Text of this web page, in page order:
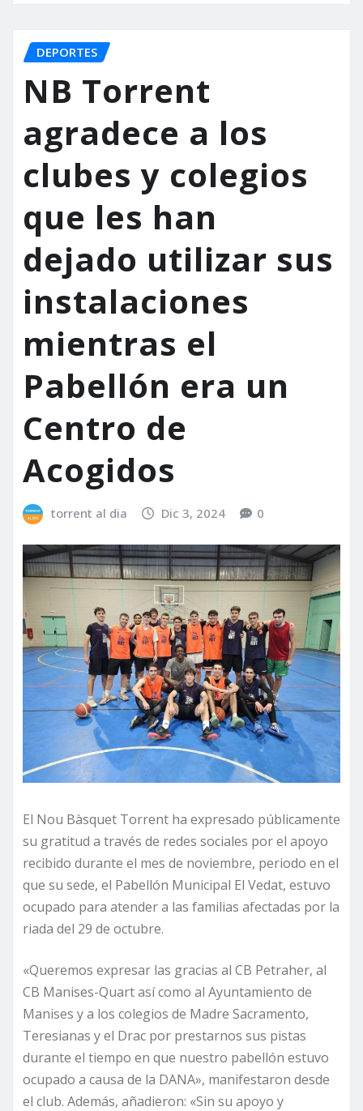
DEPORTES
NB Torrent
agradece a los
clubes y colegios
que les han
dejado utilizar sus
instalaciones
mientras el
Pabellón era un
Centro de
Acogidos
torrent al dia Dic 3, 2024 0
El Nou Bàsquet Torrent ha expresado públicamente
su gratitud a través de redes sociales por el apoyo
recibido durante el mes de noviembre, periodo en el
que su sede, el Pabellón Municipal El Vedat, estuvo
ocupado para atender a las familias afectadas por la
riada del 29 de octubre.
«Queremos expresar las gracias al CB Petraher, al
CB Manises-Quart así como al Ayuntamiento de
Manises y a los colegios de Madre Sacramento,
Teresianas y el Drac por prestarnos sus pistas
durante el tiempo en que nuestro pabellón estuvo
ocupado a causa de la DANA», manifestaron desde
el club. Además, añadieron: «Sin su apoyo y